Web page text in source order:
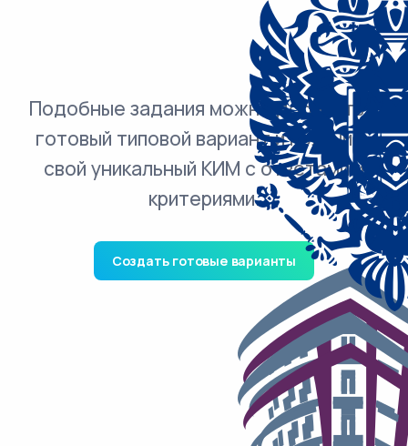
Подобные задания можно добавить в
готовый типовой вариант и получить
свой уникальный КИМ с ответами и
критериями.
Создать готовые варианты